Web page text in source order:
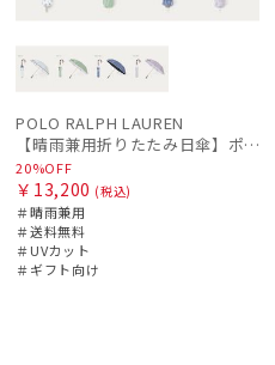
POLO RALPH LAUREN
【晴雨兼用折りたたみ日傘】ポロ ラルフ ローレン (POLO RALPH LAUREN) WoodBloac Flower 遮光 UV 遮熱
20%OFF
￥13,200 (税込)
＃晴雨兼用
＃送料無料
＃UVカット
＃ギフト向け